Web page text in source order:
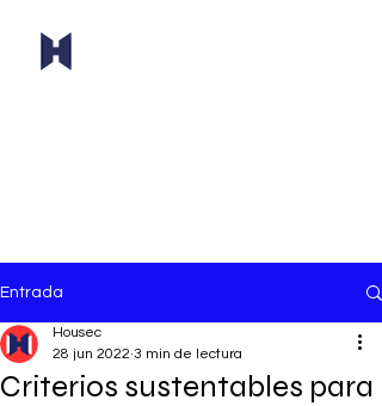
Entrada
Criterios sustentables para
Housec
28 jun 2022 3 min de lectura